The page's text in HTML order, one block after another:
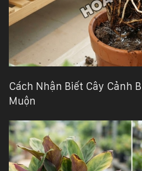
Cách Nhận Biết Cây Cảnh
Muộn